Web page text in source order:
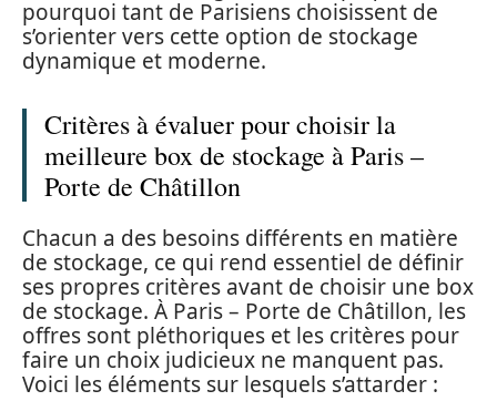
pourquoi tant de Parisiens choisissent de
s’orienter vers cette option de stockage
dynamique et moderne.
Critères à évaluer pour choisir la
meilleure box de stockage à Paris –
Porte de Châtillon
Chacun a des besoins différents en matière
de stockage, ce qui rend essentiel de définir
ses propres critères avant de choisir une box
de stockage. À Paris – Porte de Châtillon, les
offres sont pléthoriques et les critères pour
faire un choix judicieux ne manquent pas.
Voici les éléments sur lesquels s’attarder :